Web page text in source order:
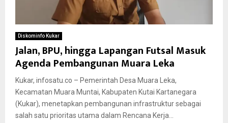
Diskominfo Kukar
Jalan, BPU, hingga Lapangan Futsal Masuk
Agenda Pembangunan Muara Leka
Kukar, infosatu.co – Pemerintah Desa Muara Leka,
Kecamatan Muara Muntai, Kabupaten Kutai Kartanegara
(Kukar), menetapkan pembangunan infrastruktur sebagai
salah satu prioritas utama dalam Rencana Kerja...